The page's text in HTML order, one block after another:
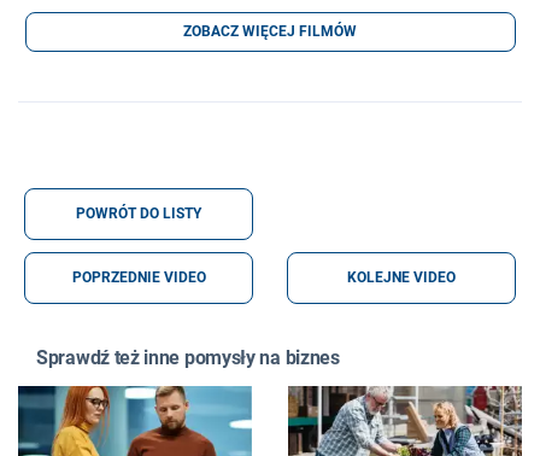
ZOBACZ WIĘCEJ FILMÓW
POWRÓT DO LISTY
POPRZEDNIE VIDEO KOLEJNE VIDEO
Sprawdź też inne pomysły na biznes